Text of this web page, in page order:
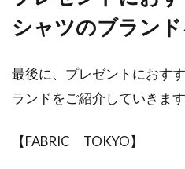
シャツのブラン
最後に、プレゼントにおす
ランドをご紹介していきます
【FABRIC TOKYO】